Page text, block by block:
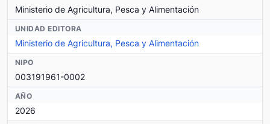
Ministerio de Agricultura, Pesca y Alimentación
UNIDAD EDITORA
Ministerio de Agricultura, Pesca y Alimentación
NIPO
003191961-0002
AÑO
2026